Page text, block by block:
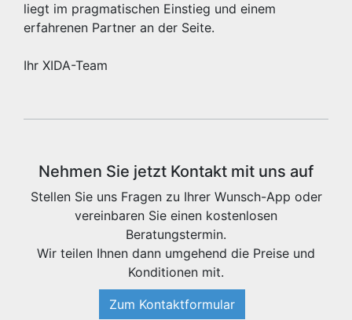
liegt im pragmatischen Einstieg und einem
erfahrenen Partner an der Seite.
Ihr XIDA-Team
Nehmen Sie jetzt Kontakt mit uns auf
Stellen Sie uns Fragen zu Ihrer Wunsch-App oder
vereinbaren Sie einen kostenlosen
Beratungstermin.
Wir teilen Ihnen dann umgehend die Preise und
Konditionen mit.
Zum Kontaktformular